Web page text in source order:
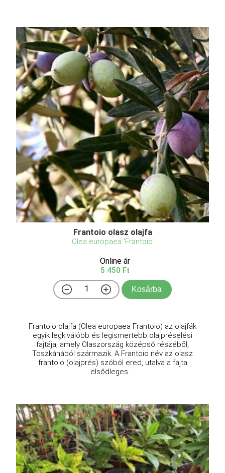
Frantoio olasz olajfa
Olea europaea 'Frantoio'
Online ár
5 450 Ft
Kosárba
Frantoio olajfa (Olea europaea Frantoio) az olajfák
egyik legkiválóbb és legismertebb olajpréselési
fajtája, amely Olaszország középső részéből,
Toszkánából származik. A Frantoio név az olasz
frantoio (olajprés) szóból ered, utalva a fajta
elsődleges ...